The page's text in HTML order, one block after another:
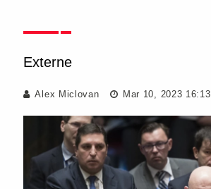
Externe
Alex Miclovan Mar 10, 2023 16:13